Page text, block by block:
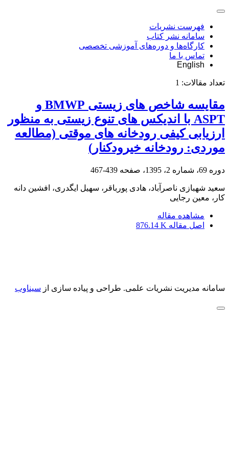
فهرست نشریات
سامانه نشر کتاب
کارگاه‌ها و دوره‌های آموزشی تخصصی
تماس با ما
English
تعداد مقالات: 1
مقایسه شاخص های زیستی BMWP و
ASPT با اندیکس های تنوع زیستی به منظور
ارزیابی کیفی رودخانه های موقتی (مطالعه
موردی: رودخانه خیرودکنار)
دوره 69، شماره 2، 1395، صفحه 439-467
سعید شهبازی ناصرآباد، هادی پورباقر، سهیل ایگدری، افشین دانه
کار، معین رجایی
مشاهده مقاله
اصل مقاله 876.14 K
سامانه مدیریت نشریات علمی. طراحی و پیاده سازی از سیناوب